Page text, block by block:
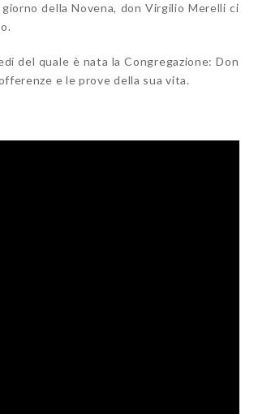
della Novena, don Virgilio Merelli ci
del quale è nata la Congregazione: Don
e le prove della sua vita.